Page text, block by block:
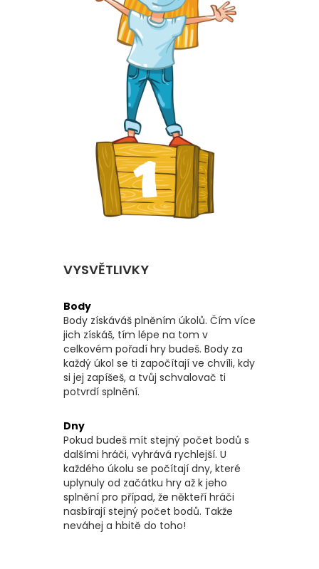
VYSVĚTLIVKY
Body
Body získáváš plněním úkolů. Čím více
jich získáš, tím lépe na tom v
celkovém pořadí hry budeš. Body za
každý úkol se ti započítají ve chvíli, kdy
si jej zapíšeš, a tvůj schvalovač ti
potvrdí splnění.
Dny
Pokud budeš mít stejný počet bodů s
dalšími hráči, vyhrává rychlejší. U
každého úkolu se počítají dny, které
uplynuly od začátku hry až k jeho
splnění pro případ, že někteří hráči
nasbírají stejný počet bodů. Takže
neváhej a hbitě do toho!